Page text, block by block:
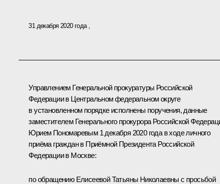
31 декабря 2020 года
Управлением Генеральной прокуратуры Российской
Федерации в Центральном федеральном округе
в установленном порядке исполнены поручения, данные
заместителем Генерального прокурора Российской
Юрием Пономаревым 1 декабря 2020 года в ходе личного
приёма граждан в Приёмной Президента Российской
Федерации в Москве:
по обращению Елисеевой Татьяны Николаевны с просьбой